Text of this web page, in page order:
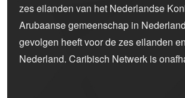
zes eilanden van het Nederlandse
Arubaanse gemeenschap in
gevolgen heeft voor de zes eilanden
Nederland. Caribisch Netwerk is